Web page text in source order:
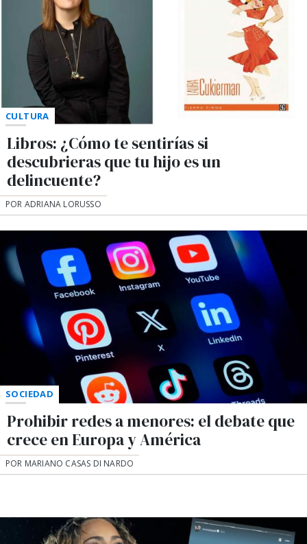
CULTURA
Libros: ¿Cómo te sentirías si
descubrieras que tu hijo es un
delincuente?
POR ADRIANA LORUSSO
SOCIEDAD
Prohibir redes a menores: el debate que
crece en Europa y América
POR MARIANO CASAS DI NARDO